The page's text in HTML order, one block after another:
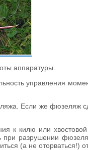
аппаратуры.
управления
Если же фюзеляж
к килю или
разрушении
(а не оторваться!)